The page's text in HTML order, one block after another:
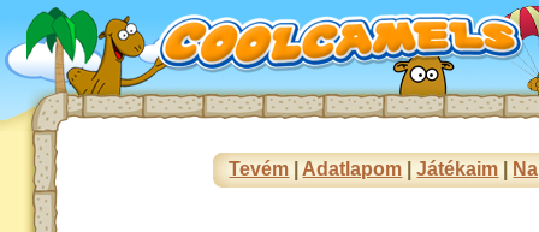
Tevém Adatlapom |Játékaim